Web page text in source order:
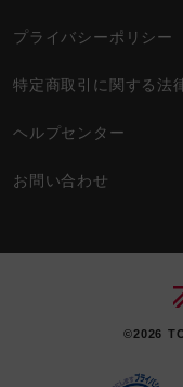
プライバシーポリシー
特定商取引に関する法
ヘルプセンター
お問い合わせ
©2026